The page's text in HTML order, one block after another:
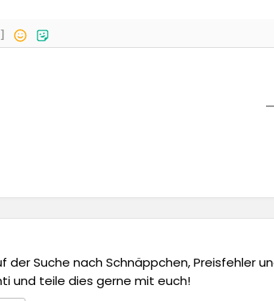
der Suche nach Schnäppchen, Preisfehler
und teile dies gerne mit euch!